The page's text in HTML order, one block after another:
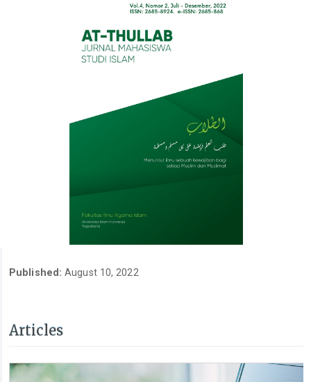
Published:August 10, 2022
Articles